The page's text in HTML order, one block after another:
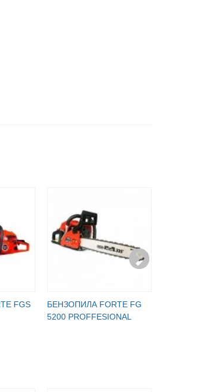
FGS
БЕНЗОПИЛА FORTE FG
5200 PROFFESIONAL